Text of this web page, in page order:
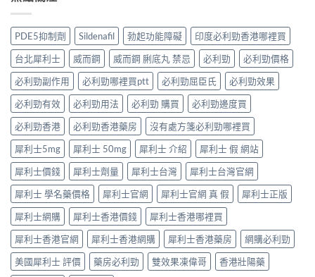
相，
孕
男
性
必
讀〉
中
醫
學
真
相
大
公
開〉
中
20〉
中
凍
威
嘅
速
效
話
術
要
打
折
讀〉
中
5mg
食
先
有
效？
冇
效
嘅
原
因
逐
個
捉
——
藥
師：
九
成
「冇
效」
投
訴，
PDE5抑制劑 Sildenafil 勃起功能障礙
印度必利勁香港哪裡買
台北犀利士
威而鋼 威而鋼 脷底丸 禁忌 必利勁
必利勁價格
必利勁副作用
必利勁哪裡買ptt 必利勁屈臣氏
必利勁效果
必利勁有效
必利勁用法 必利勁 購買
必利勁邊度買
必利勁香港
必利勁香港藥房
沒有處方箋必利勁哪裡買
犀利士5mg
犀利士 50mg 犀利士 介紹
犀利士 假 網站
犀利士價錢
犀利士劑量 犀利士台灣
犀利士台灣官網
犀利士 學名藥價格
犀利士官網 犀利士官網 真 假
犀利士正版
犀利士網購
犀利士香港價錢
犀利士香港哪裡買
犀利士香港官網
犀利士香港網購 犀利士香港藥房
網購必利勁
美國犀利士 評價
藥房必利勁 雙效果凍偉哥 香港壯陽藥